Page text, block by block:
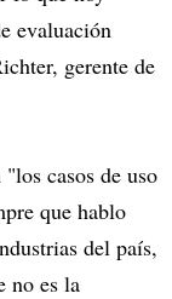
evaluación
gerente de
casos de uso
que hablo
del país,
no es la